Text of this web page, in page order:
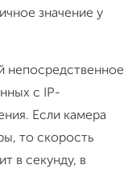
значение у
с IP-
Если камера
то скорость
в секунду, в